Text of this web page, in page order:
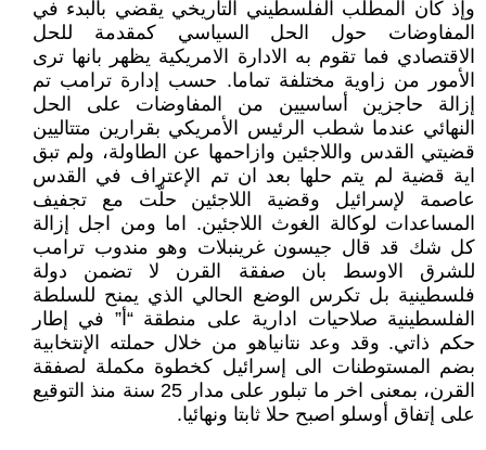
وإذ كان المطلب الفلسطيني التاريخي يقضي بالبدء في
المفاوضات حول الحل السياسي كمقدمة للحل
الاقتصادي فما تقوم به الادارة الامريكية يظهر بانها ترى
الأمور من زاوية مختلفة تماما. حسب إدارة ترامب تم
إزالة حاجزين أساسيين من المفاوضات على الحل
النهائي عندما شطب الرئيس الأمريكي بقرارين متتاليين
قضيتي القدس واللاجئين وازاحمها عن الطاولة، ولم تبق
اية قضية لم يتم حلها بعد ان تم الإعتراف في القدس
عاصمة لإسرائيل وقضية اللاجئين حلّت مع تجفيف
المساعدات لوكالة الغوث اللاجئين. اما ومن اجل إزالة
كل شك قد قال جيسون غرينبلات وهو مندوب ترامب
للشرق الاوسط بان صفقة القرن لا تضمن دولة
فلسطينية بل تكرس الوضع الحالي الذي يمنح للسلطة
الفلسطينية صلاحيات ادارية على منطقة “أ” في إطار
حكم ذاتي. وقد وعد نتانياهو من خلال حملته الإنتخابية
بضم المستوطنات الى إسرائيل كخطوة مكملة لصفقة
القرن، بمعنى اخر ما تبلور على مدار 25 سنة منذ التوقيع
على إتفاق أوسلو اصبح حلا ثابتا ونهائيا.